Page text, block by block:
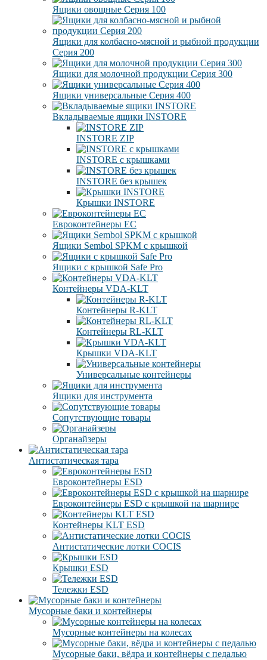
Ящики овощные Серия 100
Ящики для колбасно-мясной и рыбной продукции
Серия 200
Ящики для молочной продукции Серия 300
Ящики универсальные Серия 400
Вкладываемые ящики INSTORE
INSTORE ZIP
INSTORE с крышками
INSTORE без крышек
Крышки INSTORE
Евроконтейнеры ЕC
Ящики Sembol SPKM с крышкой
Ящики с крышкой Safe Pro
Контейнеры VDA-KLT
Контейнеры R-KLT
Контейнеры RL-KLT
Крышки VDA-KLT
Универсальные контейнеры
Ящики для инструмента
Сопутствующие товары
Органайзеры
Антистатическая тара
Eвроконтейнеры ЕSD
Евроконтейнеры ESD с крышкой на шарнире
Контейнеры KLT ESD
Антистатические лотки COCIS
Крышки ESD
Тележки ESD
Мусорные баки и контейнеры
Мусорные контейнеры на колесах
Мусорные баки, вёдра и контейнеры с педалью